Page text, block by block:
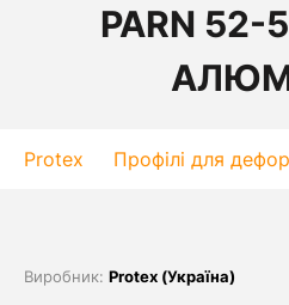
PARN
Protex Профілі для
Виробник: Protex (Україна)